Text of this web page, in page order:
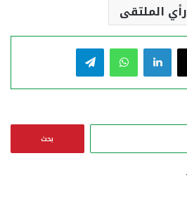
رأي الملتقى
لينكدإن واتساب